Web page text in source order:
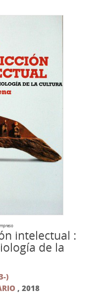
intelectual :
de la
)
, 2018